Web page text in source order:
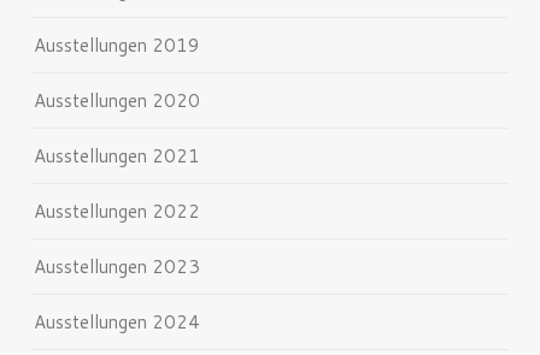
Ausstellungen 2019
Ausstellungen 2020
Ausstellungen 2021
Ausstellungen 2022
Ausstellungen 2023
Ausstellungen 2024